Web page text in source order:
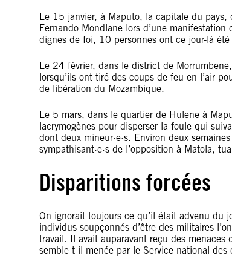
Le 15 janvier, à Maputo, la capitale du pays,
Fernando Mondlane lors d’une
dignes de foi, 10 personnes ont ce jour-là
Le 24 février, dans le district de
lorsqu’ils ont tiré des coups de feu en l’air
de libération du Mozambique.
Le 5 mars, dans le quartier de Hulene à
lacrymogènes pour disperser la foule qui
dont deux mineur·e·s. Environ deux
sympathisant·e·s de l’opposition à Matola,
Disparitions forcées
On ignorait toujours ce qu’il était advenu du
individus soupçonnés d’être des militaires
travail. Il avait auparavant reçu des menaces
semble-t-il menée par le Service national